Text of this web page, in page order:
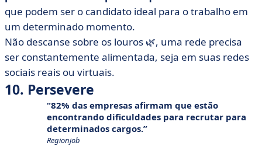
que podem ser o candidato ideal para o trabalho em
um determinado momento.
Não descanse sobre os louros 🌿, uma rede precisa
ser constantemente alimentada, seja em suas redes
sociais reais ou virtuais.
10. Persevere
82% das empresas afirmam que estão
encontrando dificuldades para recrutar para
determinados cargos.
Regionjob